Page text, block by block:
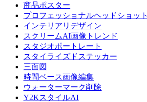
商品ポスター
プロフェッショナルヘッドショット
インテリアリデザイン
スクリームAI画像トレンド
スタジオポートレート
スタイライズドステッカー
三面図
時間ベース画像編集
ウォーターマーク削除
Y2KスタイルAI